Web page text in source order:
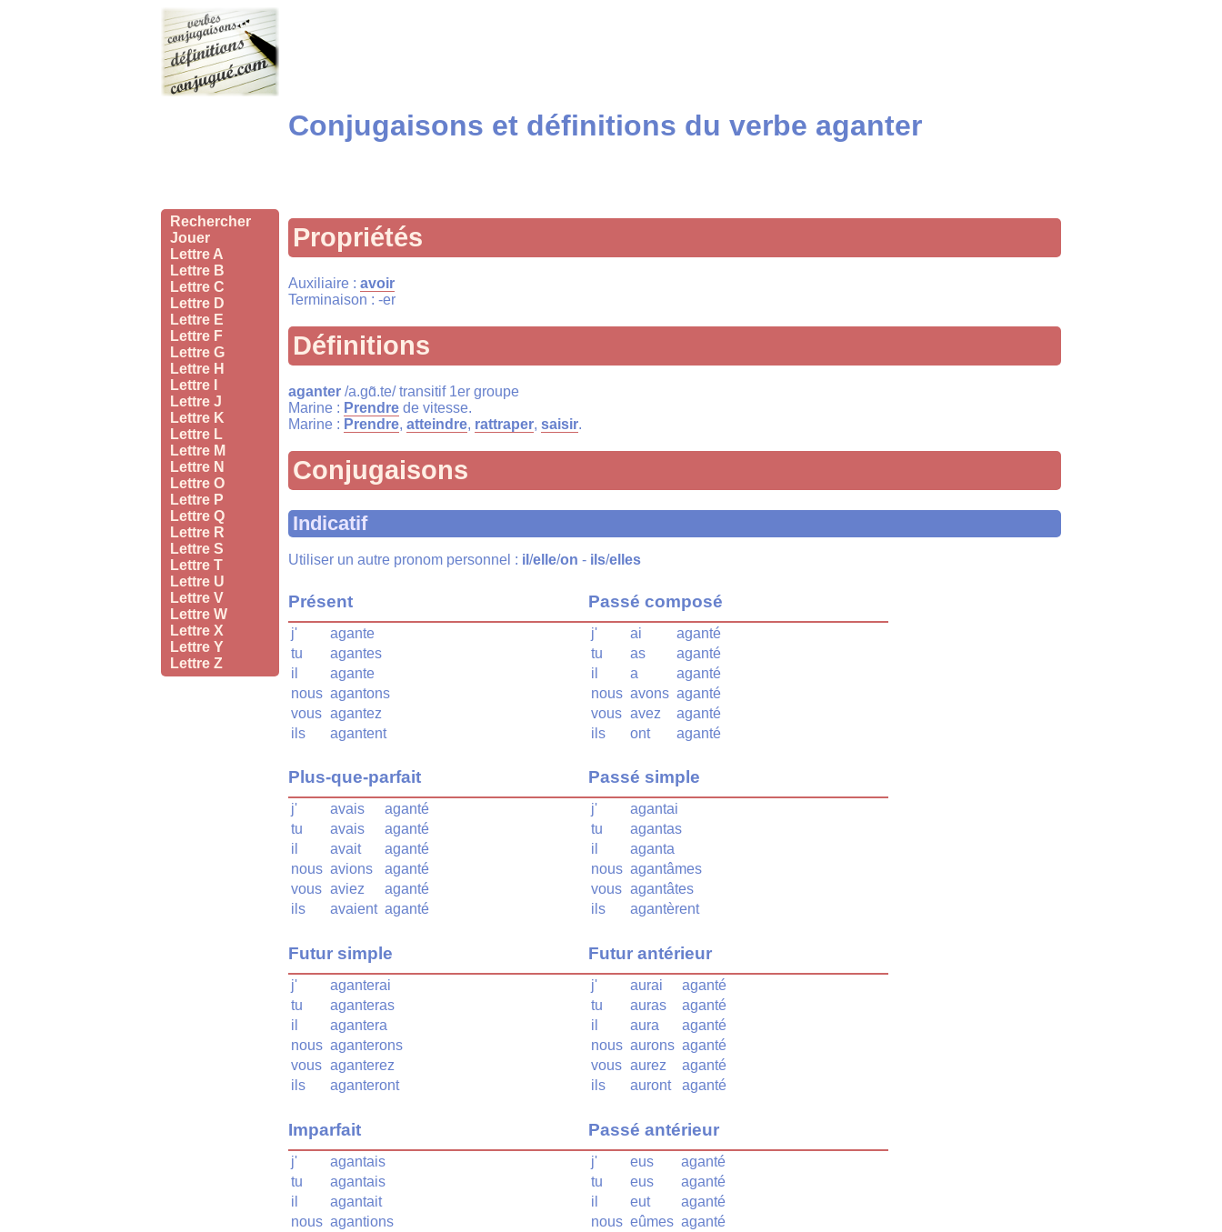
Rechercher
Jouer
Lettre A
Lettre B
Lettre C
Lettre D
Lettre E
Lettre F
Lettre G
Lettre H
Lettre I
Lettre J
Lettre K
Lettre L
Lettre M
Lettre N
Lettre O
Lettre P
Lettre Q
Lettre R
Lettre S
Lettre T
Lettre U
Lettre V
Lettre W
Lettre X
Lettre Y
Lettre Z
Conjugaisons et définitions du verbe aganter
Propriétés
Auxiliaire : avoir
Terminaison : -er
Définitions
aganter /a.ɡɑ̃.te/ transitif 1er groupe
Marine : Prendre de vitesse.
Marine : Prendre, atteindre, rattraper, saisir.
Conjugaisons
Indicatif
Utiliser un autre pronom personnel : il /elle/on - ils/elles
Présent
j'
agante
tu
agantes
il
agante
nous agantons
vous agantez
ils
agantent
Plus-que-parfait
j' avais
aganté
tu
avais
aganté
il
avait
aganté
nous avions
aganté
vous aviez
aganté
ils
avaient aganté
Futur simple
j'
aganterai
tu
aganteras
il
agantera
nous aganterons
vous aganterez
ils
aganteront
Imparfait
j'
agantais
tu
agantais
il
agantait
nous agantions
Passé composé
j' ai
aganté
tu
as
aganté
il
a
aganté
nous avons aganté
vous avez
aganté
ils
ont aganté
Passé simple
j'
agantai
tu
agantas
il
aganta
nous agantâmes
vous agantâtes
ils
agantèrent
Futur antérieur
j' aurai
aganté
tu
auras
aganté
il
aura
aganté
nous aurons aganté
vous aurez
aganté
ils
auront aganté
Passé antérieur
j' eus
aganté
tu
eus
aganté
il
eut
aganté
nous eûmes aganté